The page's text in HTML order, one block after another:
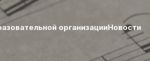
организацииНовости